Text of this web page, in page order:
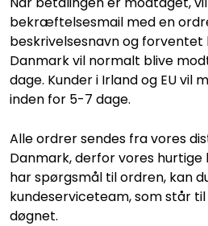
bekræftelsesmail med en
beskrivelsesnavn og
Danmark vil normalt blive
dage. Kunder i Irland og EU vil
inden for 5-7 dage.
Alle ordrer sendes fra vores
Danmark, derfor vores hurtige
har spørgsmål til ordren, kan
kundeserviceteam, som står
døgnet.